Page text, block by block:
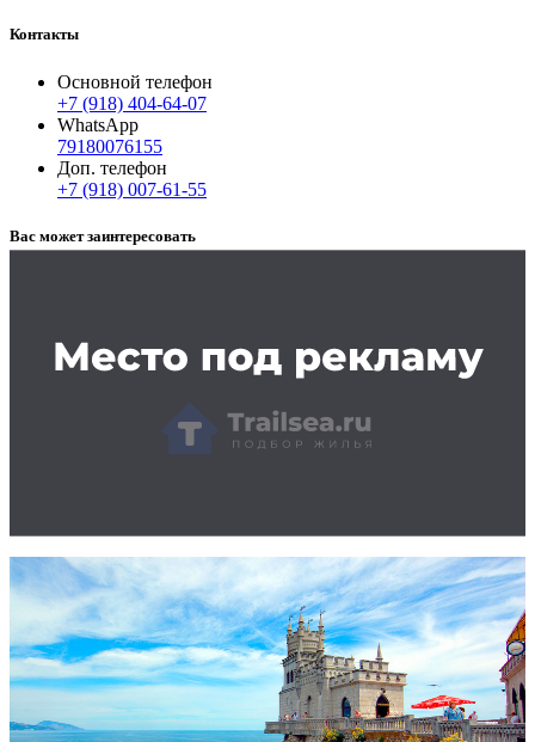
Контакты
Основной телефон
+7 (918) 404-64-07
WhatsApp
79180076155
Доп. телефон
+7 (918) 007-61-55
Вас может заинтересовать